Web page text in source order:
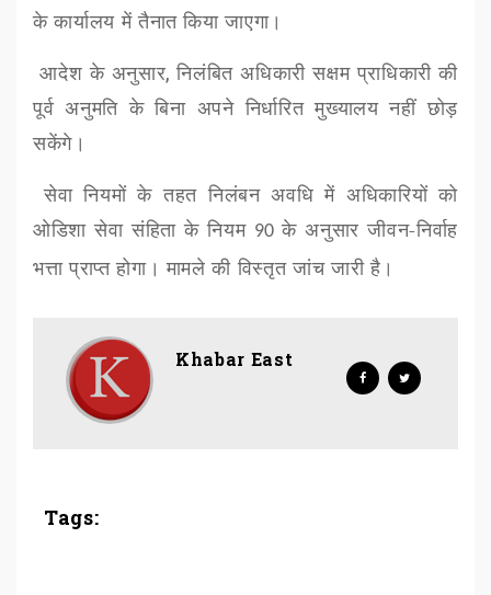
के कार्यालय में तैनात किया जाएगा।
आदेश के अनुसार,निलंबित अधिकारी सक्षम प्राधिकारी की
पूर्व अनुमति के बिना अपने निर्धारित मुख्यालय नहीं छोड़
सकेंगे।
सेवा नियमों के तहत निलंबन अवधि में अधिकारियों को
ओडिशा सेवा संहिता के नियम 90के अनुसार जीवन-निर्वाह
भत्ता प्राप्त होगा। मामले की विस्तृत जांच जारी है।
Khabar East
Tags: